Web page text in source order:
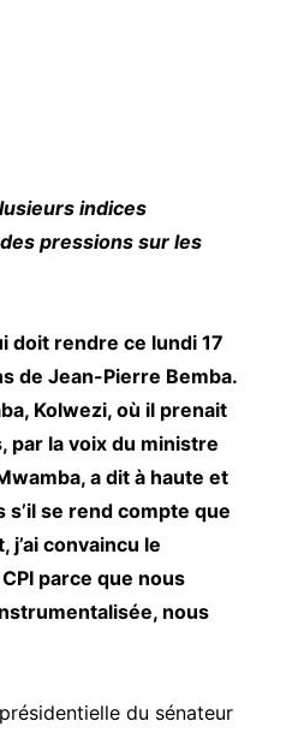
indices
pressions sur les
doit rendre ce lundi 17
de Jean-Pierre Bemba.
Kolwezi, où il prenait
par la voix du ministre
a dit à haute et
se rend compte que
convaincu le
parce que nous
nous
du sénateur